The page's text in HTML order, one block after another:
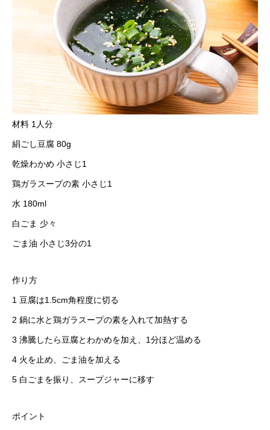
材料 1人分
絹ごし豆腐 80g
乾燥わかめ 小さじ1
鶏ガラスープの素 小さじ1
水 180ml
白ごま 少々
ごま油 小さじ3分の1
作り方
1 豆腐は1.5cm角程度に切る
2 鍋に水と鶏ガラスープの素を入れて加熱する
3 沸騰したら豆腐とわかめを加え、1分ほど温める
4 火を止め、ごま油を加える
5 白ごまを振り、スープジャーに移す
ポイント